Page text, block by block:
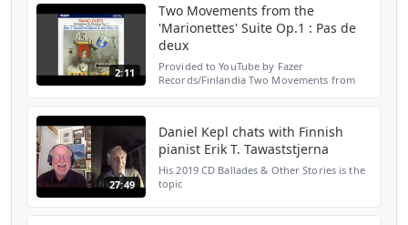
2:11
Two Movements from the
'Marionettes' Suite Op.1 : Pas de
deux
Provided to YouTube by Fazer
Records/Finlandia Two Movements from
27:49
Daniel Kepl chats with Finnish
pianist Erik T. Tawaststjerna
His 2019 CD Ballades & Other Stories is the
topic